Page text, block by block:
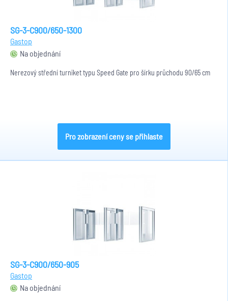
SG-3-C900/650-1300
Gastop
Na objednání
Nerezový střední turniket typu Speed Gate pro šírku průchodu 90/65 cm
Pro zobrazení ceny se přihlaste
SG-3-C900/650-905
Gastop
Na objednání